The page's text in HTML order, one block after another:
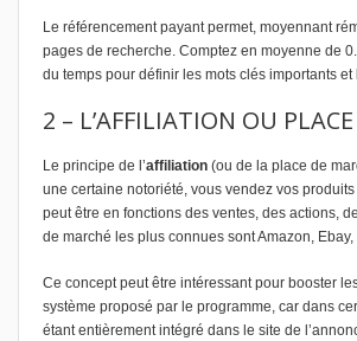
Le référencement payant permet, moyennant
pages de recherche. Comptez en moyenne de
du temps pour définir les mots clés importants
2 – L’AFFILIATION OU
Le principe de l’affiliation (ou de la place de
une certaine notoriété, vous vendez vos
peut être en fonctions des ventes, des actions,
de marché les plus connues sont Amazon,
Ce concept peut être intéressant pour booster
système proposé par le programme, car dans
étant entièrement intégré dans le site de